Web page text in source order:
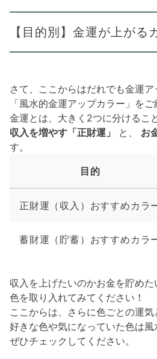
【目的別】金運が上がる
さて、ここからはだれでも金運
「風水的金運アップカラー」をご
金運とは、大きく2つに分けるこ
収入を増やす「正財運」
と、 お
す。
目的
正財運（収入）おすすめカラ
蓄財運（貯蓄）おすすめカラ
収入を上げたいのかお金を貯め
色を取り入れてみてください！
ここからは、さらに色ごとの運気
好きな色や気になっていた色は
ぜひチェックしてください。